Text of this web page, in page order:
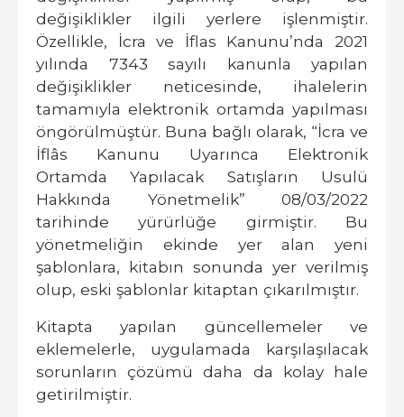
değişiklikler ilgili yerlere işlenmiştir.
Özellikle, İcra ve İflas Kanunu’nda 2021
yılında 7343 sayılı kanunla yapılan
değişiklikler neticesinde, ihalelerin
tamamıyla elektronik ortamda yapılması
öngörülmüştür. Buna bağlı olarak, “İcra ve
İflâs Kanunu Uyarınca Elektronik
Ortamda Yapılacak Satışların Usulü
Hakkında Yönetmelik” 08/03/2022
tarihinde yürürlüğe girmiştir. Bu
yönetmeliğin ekinde yer alan yeni
şablonlara, kitabın sonunda yer verilmiş
olup, eski şablonlar kitaptan çıkarılmıştır.
Kitapta yapılan güncellemeler ve
eklemelerle, uygulamada karşılaşılacak
sorunların çözümü daha da kolay hale
getirilmiştir.